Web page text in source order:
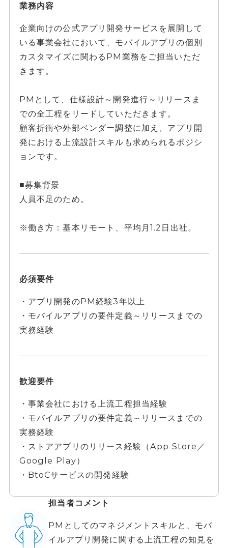
業務内容
企業向けの公式アプリ開発サービスを展開して
いる事業会社において、モバイルアプリの個別
カスタマイズに関わるPM業務をご担当いただ
きます。
PMとして、仕様設計～開発進行～リリースま
での全工程をリードしていただきます。
顧客折衝や外部ベンダー調整に加え、アプリ開
発における上流設計スキルも求められるポジシ
ョンです。
■募集背景
人員不足のため。
※働き方：基本リモート、平均月1.2日出社。
必須要件
・アプリ開発のPM経験3年以上
・モバイルアプリの要件定義～リリースまでの
実務経験
歓迎要件
・事業会社における上流工程担当経験
・モバイルアプリの要件定義～リリースまでの
実務経験
・ストアアプリのリリース経験（App Store／
Google Play）
・BtoCサービスの開発経験
担当者コメント
PMとしてのマネジメントスキルと、モバ
イルアプリ開発に関する上流工程の知見を